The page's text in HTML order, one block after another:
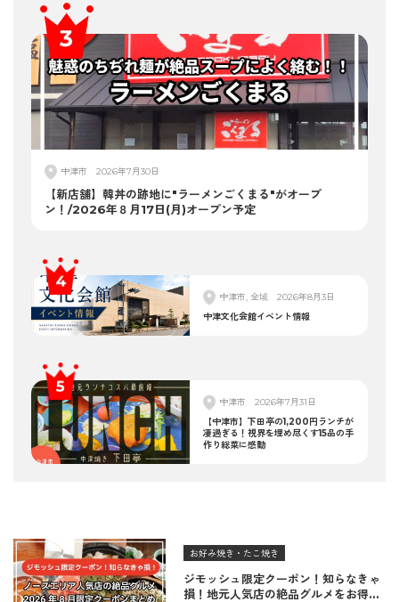
中津市 2026年7月30日
【新店舗】韓丼の跡地に"ラーメンごくまる"がオープ
ン！/2026年８月17日(月)オープン予定
中津市, 全域
2026年8月3日
中津文化会館イベント情報
中津市
2026年7月31日
【中津市】下田亭の1,200円ランチが
凄過ぎる！視界を埋め尽くす15品の手
作り総菜に感動
お好み焼き・たこ焼き
ジモッシュ限定クーポン！知らなきゃ
損！地元人気店の絶品グルメをお得に